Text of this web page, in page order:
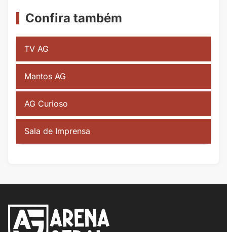
Confira também
TV AG
Mantos AG
AG Curioso
Sala de Imprensa